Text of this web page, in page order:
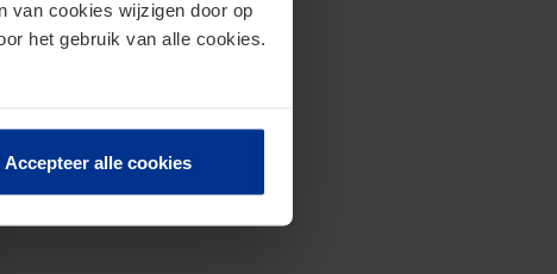
van cookies wijzigen door op
het gebruik van alle cookies.
Accepteer alle cookies